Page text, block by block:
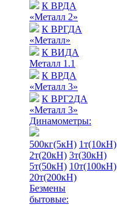
К ВРДА
«Металл 2»
К ВРГДА
«Металл»
К ВИДА
Металл 1.1
К ВРДА
«Металл 3»
К ВРГ2ДА
«Металл 3»
Динамометры:
500кг(5кН) 1т(10кН)
2т(20кН) 3т(30кН)
5т(50кН) 10т(100кН)
20т(200кН)
Безмены
бытовые: